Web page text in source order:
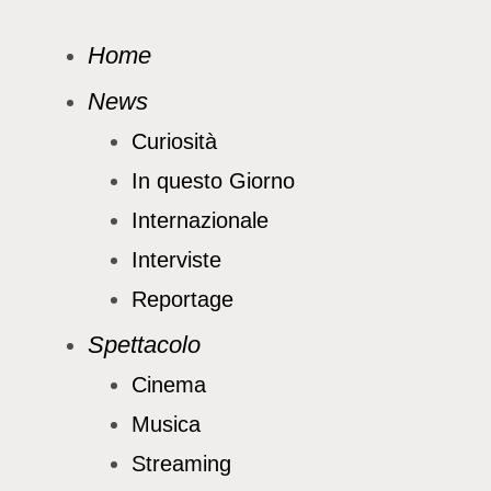
Home
News
Curiosità
In questo Giorno
Internazionale
Interviste
Reportage
Spettacolo
Cinema
Musica
Streaming